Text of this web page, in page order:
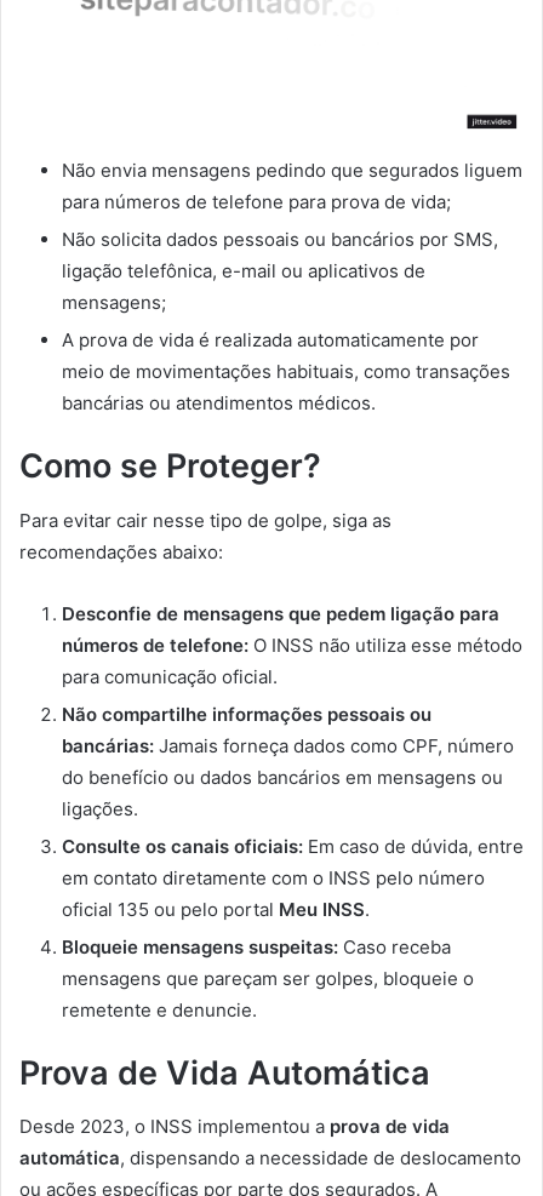
Não envia mensagens pedindo que segurados liguem
para números de telefone para prova de vida;
Não solicita dados pessoais ou bancários por SMS,
ligação telefônica, e-mail ou aplicativos de
mensagens;
A prova de vida é realizada automaticamente por
meio de movimentações habituais, como transações
bancárias ou atendimentos médicos.
Como se Proteger?
Para evitar cair nesse tipo de golpe, siga as
recomendações abaixo:
Desconfie de mensagens que pedem ligação para
números de telefone: O INSS não utiliza esse método
para comunicação oficial.
Não compartilhe informações pessoais ou
bancárias: Jamais forneça dados como CPF, número
do benefício ou dados bancários em mensagens ou
ligações.
Consulte os canais oficiais: Em caso de dúvida, entre
em contato diretamente com o INSS pelo número
oficial 135 ou pelo portal Meu INSS.
Bloqueie mensagens suspeitas: Caso receba
mensagens que pareçam ser golpes, bloqueie o
remetente e denuncie.
Prova de Vida Automática
Desde 2023, o INSS implementou a prova de vida
automática, dispensando a necessidade de deslocamento
ou ações específicas por parte dos segurados. A